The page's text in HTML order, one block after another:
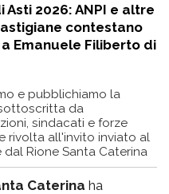
Asti 2026: ANPI e altre
contestano
Emanuele Filiberto di
e pubblichiamo la
da
sindacati e forze
rivolta all'invito inviato al
dal Rione Santa Caterina
Caterina ha